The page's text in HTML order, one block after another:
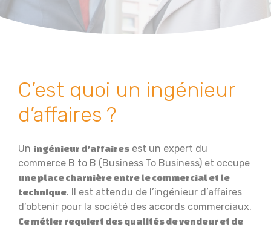
C’est quoi un ingénieur
d’affaires ?
Un ingénieur d’affaires est un expert du
commerce B to B (Business To Business) et occupe
une place charnière entre le commercial et le
technique. Il est attendu de l’ingénieur d’affaires
d’obtenir pour la société des accords commerciaux.
Ce métier requiert des qualités de vendeur et de